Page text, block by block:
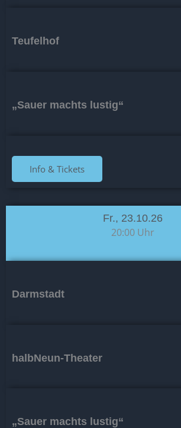
Teufelhof
„Sauer machts lustig“
Info & Tickets
Fr., 23.10.26
20:00 Uhr
Darmstadt
halbNeun-Theater
„Sauer machts lustig“